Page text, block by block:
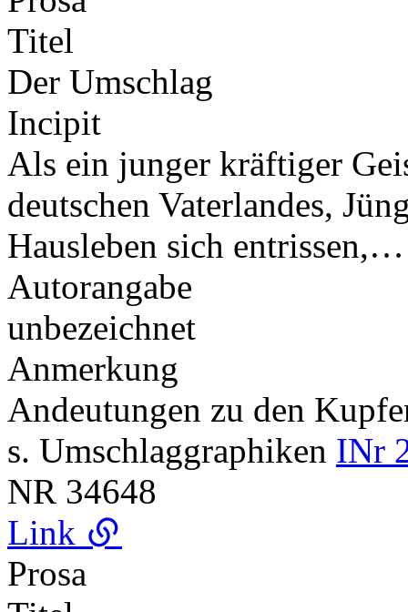
Titel
Der Umschlag
Incipit
Als ein junger kräftiger
deutschen Vaterlandes,
Hausleben sich entrissen,…
Autorangabe
unbezeichnet
Anmerkung
Andeutungen zu den
s. Umschlaggraphiken INr
NR 34648
Link
Prosa